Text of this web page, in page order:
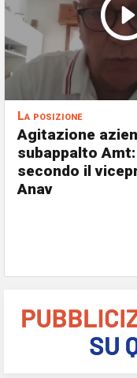
La posizione
Agitazione
subappalto
secondo il
Anav